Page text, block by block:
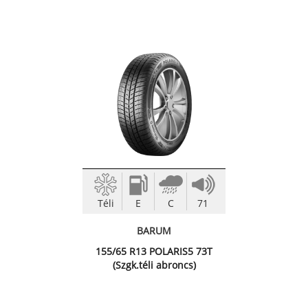
Téli E C 71
BARUM
155/65 R13 POLARIS5 73T
(Szgk.téli abroncs)